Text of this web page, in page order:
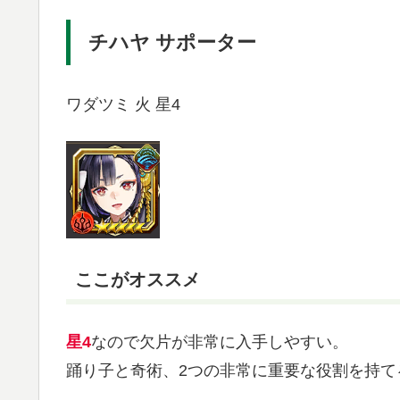
チハヤ サポーター
ワダツミ 火 星4
ここがオススメ
星4なので欠片が非常に入手しやすい。
踊り子と奇術、2つの非常に重要な役割を持て